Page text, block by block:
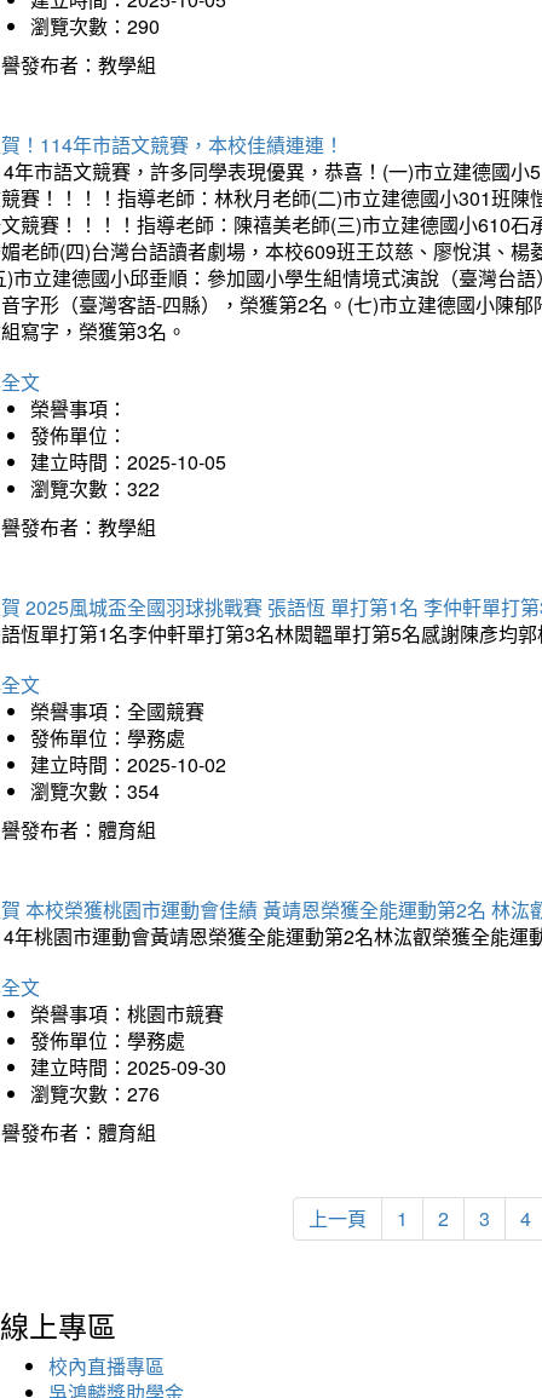
瀏覽次數：290
發布者：教學組
！114年市語文競賽，本校佳績連連！
年市語文競賽，許多同學表現優異，恭喜！(一)市立建德國
賽！！！！指導老師：林秋月老師(二)市立建德國小301班
競賽！！！！指導老師：陳禧美老師(三)市立建德國小610
老師(四)台灣台語讀者劇場，本校609班王苡慈、廖悅淇、
)市立建德國小邱垂順：參加國小學生組情境式演說（臺灣台
字形（臺灣客語-四縣），榮獲第2名。(七)市立建德國小陳
寫字，榮獲第3名。
文
榮譽事項：
發佈單位：
建立時間：2025-10-05
瀏覽次數：322
發布者：教學組
2025風城盃全國羽球挑戰賽 張語恆 單打第1名 李仲軒單打
恆單打第1名李仲軒單打第3名林閎韞單打第5名感謝陳彥均
文
榮譽事項：全國競賽
發佈單位：學務處
建立時間：2025-10-02
瀏覽次數：354
發布者：體育組
本校榮獲桃園市運動會佳績 黃靖恩榮獲全能運動第2名 林汯
年桃園市運動會黃靖恩榮獲全能運動第2名林汯叡榮獲全能運
文
榮譽事項：桃園市競賽
發佈單位：學務處
建立時間：2025-09-30
瀏覽次數：276
發布者：體育組
上一頁 1 2 3 4
線上專區
校內直播專區